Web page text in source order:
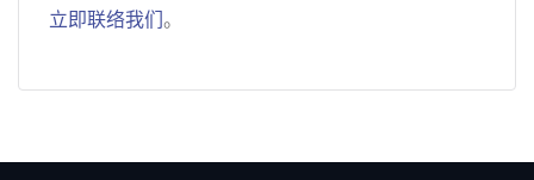
立即联络我们。